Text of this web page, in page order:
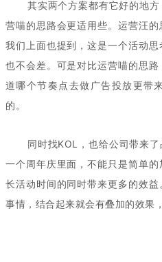
其实两个方案都有它好的地
营喵的思路会更适用些。运营汪的
我们上面也提到，这是一个活动
也不会差。可是对比运营喵的思
道哪个节奏点去做广告投放更带
的。
同时找KOL，也给公司带来
一个周年庆里面，不能只是简单
长活动时间的同时带来更多的效
事情，结合起来就会有叠加的效果